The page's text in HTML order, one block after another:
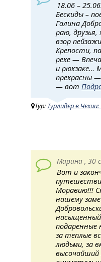
18.06 –
Бескиды –
Галина
раю,
взор
Крепости,
реке —
и рюкзаке…
прекрасны
— вот
Тур: Турлидер в
Марина , 30
Вот и
Моравию!!!
нашему
подаренные
за теплые
людьми, за
высочайший